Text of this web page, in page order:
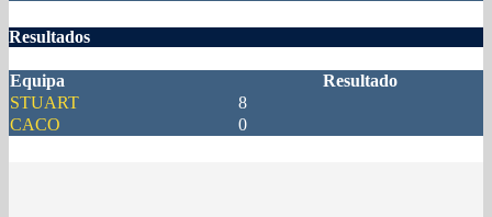
Resultados
Equipa
Resultado
STUART
8
CACO
0